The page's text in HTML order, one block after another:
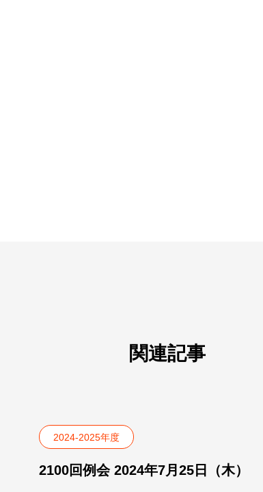
関連記事
2024-2025年度
2100回例会 2024年7月25日（木）